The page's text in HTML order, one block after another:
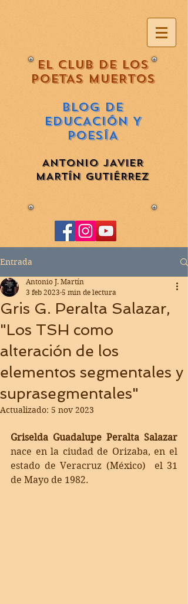
EL CLUB DE LOS
POETAS MUERTOS
BLOG DE
EDUCACIÓN Y
POESÍA
ANTONIO JAVIER
MARTÍN GUTIÉRREZ
Entrada
Gris G. Peralta Salazar,
"Los TSH como
alteración de los
elementos segmentales y
suprasegmentales"
Antonio J. Martín
3 feb 2023 5 min de lectura
Actualizado: 5 nov 2023
Griselda Guadalupe Peralta Salazar
nace en la ciudad de Orizaba, en el
estado de Veracruz (México) el 31
de Mayo de 1982.